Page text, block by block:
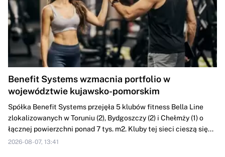
Benefit Systems wzmacnia portfolio w
województwie kujawsko-pomorskim
Spółka Benefit Systems przejęła 5 klubów fitness Bella Line
zlokalizowanych w Toruniu (2), Bydgoszczy (2) i Chełmży (1) o
łącznej powierzchni ponad 7 tys. m2. Kluby tej sieci cieszą się...
2026-08-07, 13:41